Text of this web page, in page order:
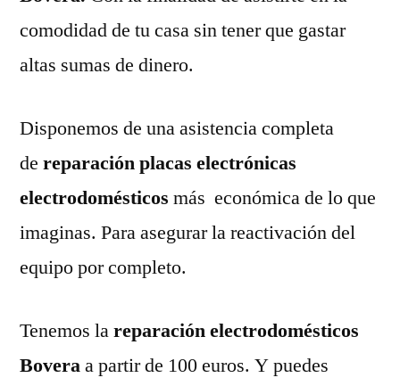
comodidad de tu casa sin tener que gastar
altas sumas de dinero.
Disponemos de una asistencia completa
de reparación placas electrónicas
electrodomésticos más económica de lo que
imaginas. Para asegurar la reactivación del
equipo por completo.
Tenemos lareparación electrodomésticos
Boveraa partir de 100 euros. Y puedes